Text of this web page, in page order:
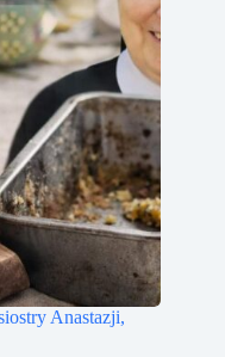
Anastazji,